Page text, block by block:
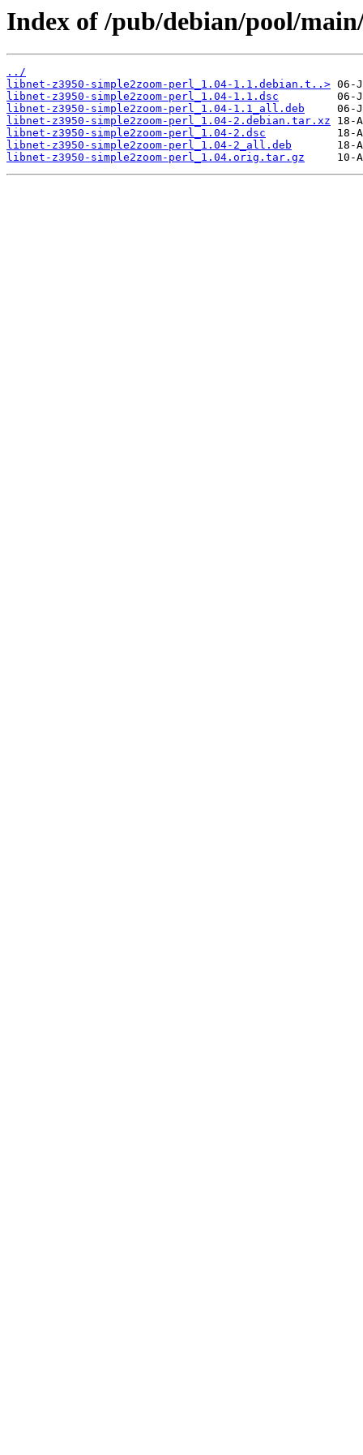
Index of /pub/debian/pool/
../
libnet-z3950-simple2zoom-perl_1.04-1.1.debian.t..>
libnet-z3950-simple2zoom-perl_1.04-1.1.dsc
libnet-z3950-simple2zoom-perl_1.04-1.1_all.deb
libnet-z3950-simple2zoom-perl_1.04-2.debian.tar.xz
libnet-z3950-simple2zoom-perl_1.04-2.dsc
libnet-z3950-simple2zoom-perl_1.04-2_all.deb
libnet-z3950-simple2zoom-perl_1.04.orig.tar.gz